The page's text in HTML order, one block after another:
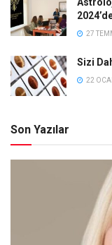
27
Sizi
22
Son Yazılar